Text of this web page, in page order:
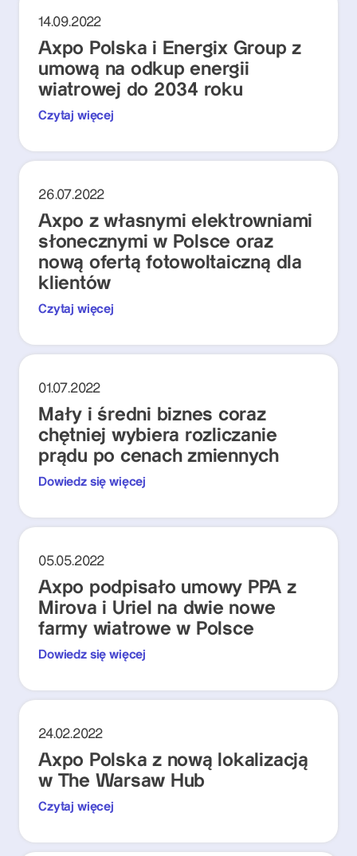
14.09.2022
Axpo Polska i Energix Group z
umową na odkup energii
wiatrowej do 2034 roku
Czytaj więcej
26.07.2022
Axpo z własnymi elektrowniami
słonecznymi w Polsce oraz
nową ofertą fotowoltaiczną dla
klientów
Czytaj więcej
01.07.2022
Mały i średni biznes coraz
chętniej wybiera rozliczanie
prądu po cenach zmiennych
Dowiedz się więcej
05.05.2022
Axpo podpisało umowy PPA z
Mirova i Uriel na dwie nowe
farmy wiatrowe w Polsce
Dowiedz się więcej
24.02.2022
Axpo Polska z nową lokalizacją
w The Warsaw Hub
Czytaj więcej